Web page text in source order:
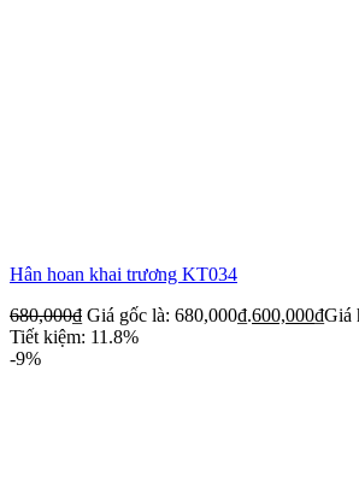
Hân hoan khai trương KT034
680,000₫ Giá gốc là: 680,000₫.600,000₫Giá
Tiết kiệm: 11.8%
-9%